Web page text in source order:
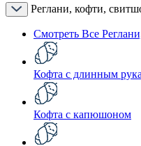
Реглани, кофти,
Смотреть Все
Кофта с длинным
Кофта с капюшоном